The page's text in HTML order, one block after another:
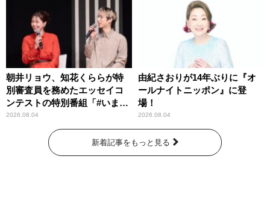
朝井リョウ、知花くららが特
別審査員を務めたエッセイコ
ンテストの特別番組「#いまあ
なたに伝えたいこと」
2026.08.04
由紀さおりが14年ぶりに『オ
ールナイトニッポン』に登
場！
2026.08.04
新着記事をもっと見る